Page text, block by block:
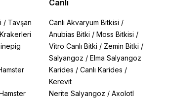
/ Tavşan
Canlı
Canlı Akvaryum Bitkisi /
Anubias Bitki /Moss Bitkisi /
Vitro Canlı Bitki / Zemin Bitki /
Salyangoz /Elma Salyangoz
Karides /Canlı Karides /
Kerevit
Nerite Salyangoz /Axolotl